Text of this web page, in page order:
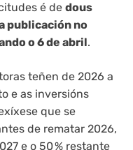
é de dous
publicación no
o 6 de abril.
teñen de 2026 a
e as inversións
que se
de rematar 2026,
e o 50 % restante